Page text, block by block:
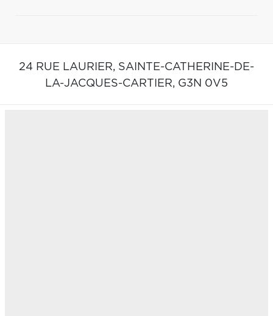
24 RUE LAURIER, SAINTE-CATHERINE-DE-
LA-JACQUES-CARTIER, G3N 0V5